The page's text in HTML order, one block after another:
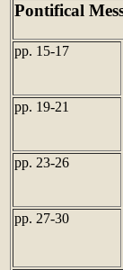
Pontifical
pp. 15-17
pp. 19-21
pp. 23-26
pp. 27-30